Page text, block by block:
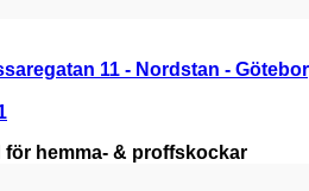
11 - Nordstan -
hemma- & proffskockar